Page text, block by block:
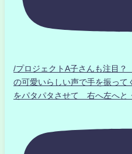
/プロジェクトA子さんも注
の可愛いらしい声で手を振っ
をパタパタさせて 右へ左へと